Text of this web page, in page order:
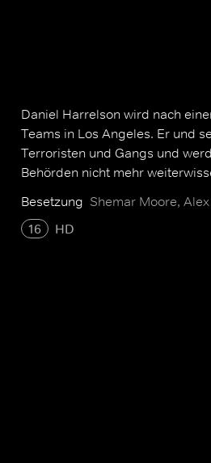
Daniel Harrelson wird nach
Teams in Los Angeles. Er und
Terroristen und Gangs und
Behörden nicht mehr
Besetzung Shemar Moore,
16
HD